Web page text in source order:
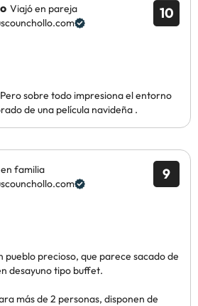
10
Viajó en pareja
sobre todo impresiona el entorno
de una película navideña .
9
familia
pueblo precioso, que parece sacado de
desayuno tipo buffet.
más de 2 personas, disponen de